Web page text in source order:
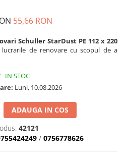
55,66 RON
Schuller StarDust PE 112 x 220
de renovare cu scopul de a
IN STOC
Luni, 10.08.2026
ADAUGA IN COS
42121
/ 0756778626